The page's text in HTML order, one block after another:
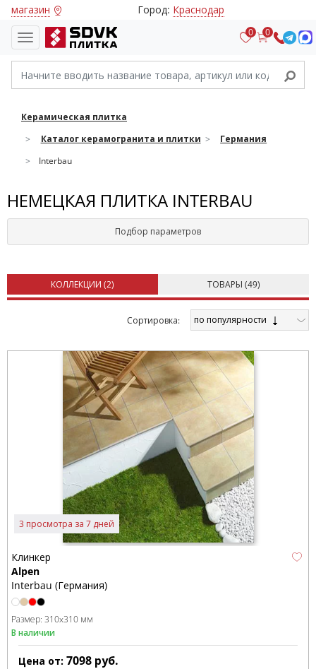
магазин Город: Краснодар
0 0
Керамическая плитка
Каталог керамогранита и плитки
Германия
Interbau
НЕМЕЦКАЯ ПЛИТКА INTERBAU
Подбор параметров
КОЛЛЕКЦИИ (2) ТОВАРЫ (49)
Cортировка: по популярности
3 просмотра за 7 дней
Клинкер
Alpen
Interbau (Германия)
Размер: 310x310 мм
В наличии
Цена от: 7098 руб.